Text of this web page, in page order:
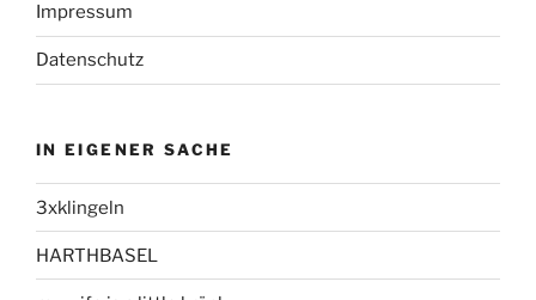
Impressum
Datenschutz
IN EIGENER SACHE
3xklingeln
HARTHBASEL